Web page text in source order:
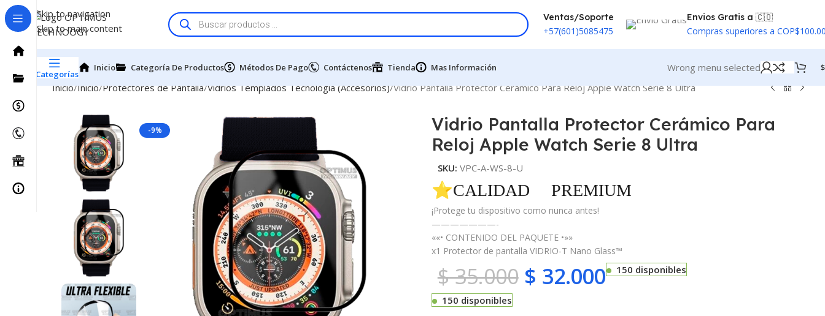
Skip to navigation
Skip to main content
Ventas/Soporte
+57(601)5085475
Envios Gratis a 🇨🇴
Compras superiores a
Categorías
Inicio Categoría De Productos Métodos De Pago Contáctenos Tienda Mas Información Wrong menu selected $
Inicio Inicio Protectores de Pantalla Vidrios Templados Tecnologia (Accesorios) Vidrio Pantalla Protector Cerámico Para Reloj Apple Watch Serie 8 Ultra
-9%
Vidrio Pantalla Protector Cerámico Para
Reloj Apple Watch Serie 8 Ultra
SKU: VPC-A-WS-8-U
⭐CALIDAD PREMIUM
¡Protege tu dispositivo como nunca antes!
———————-
««• CONTENIDO DEL PAQUETE •»»
x1 Protector de pantalla VIDRIO-T Nano Glass™
$35.000 $ 32.000 150 disponibles
150 disponibles